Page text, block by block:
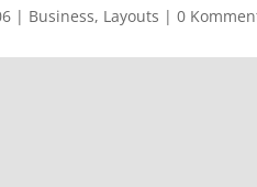
| Business, Layouts |0